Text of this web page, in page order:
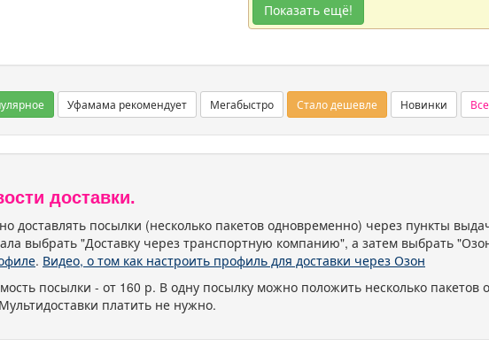
Показать ещё!
Уфамама рекомендует Мегабыстро Стало дешевле Новинки
доставки.
доставлять посылки (несколько пакетов одновременно) через пункты
выбрать "Доставку через транспортную компанию", а затем выбрать
. Видео, о том как настроить профиль для доставки через Озон
посылки - от 160 р. В одну посылку можно положить несколько
платить не нужно.